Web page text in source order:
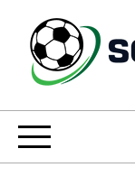
content
Soccer